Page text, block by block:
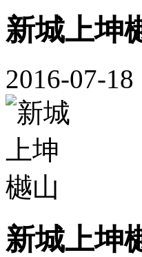
新城上坤
2016-07-18
新城上坤